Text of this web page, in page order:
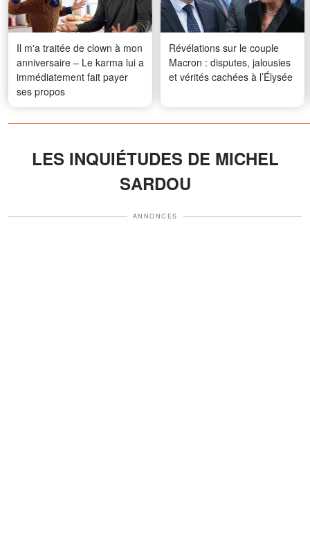
Il m'a traitée de clown à mon
anniversaire – Le karma lui a
immédiatement fait payer
ses propos
Révélations sur le couple
Macron : disputes, jalousies
et vérités cachées à l’Élysée
LES INQUIÉTUDES DE MICHEL
SARDOU
ANNONCES